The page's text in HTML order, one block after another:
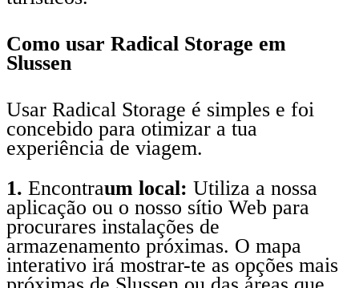
Como usar Radical Storage em
Slussen
Usar Radical Storage é simples e foi
concebido para otimizar a tua
experiência de viagem.
1. Encontraum local: Utiliza a nossa
aplicação ou o nosso sítio Web para
procurares instalações de
armazenamento próximas. O mapa
interativo irá mostrar-te as opções mais